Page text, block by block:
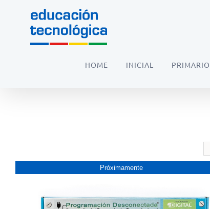
contenido
HOME INICIAL PRIMARIO
Próximamente
PRóXIMAMENTE